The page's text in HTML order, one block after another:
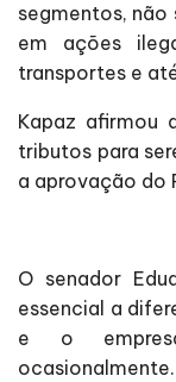
segmentos,
em ações
transportes e
Kapaz afirmou
tributos para
a aprovação do
O senador
essencial a
e o